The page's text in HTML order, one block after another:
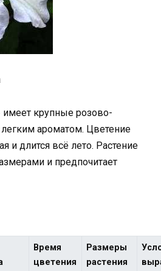
имеет крупные розово-
ароматом. Цветение
и длится всё лето. Растение
и предпочитает
Время
цветения
Размеры
растения